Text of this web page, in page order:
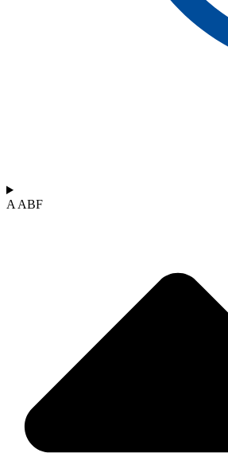
A ABF